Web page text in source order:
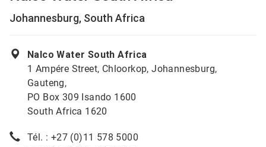
Johannesburg, South Africa
Nalco Water South Africa
1 Ampére Street, Chloorkop, Johannesburg,
Gauteng,
PO Box 309 Isando 1600
South Africa 1620
Tél. : +27 (0)11 578 5000